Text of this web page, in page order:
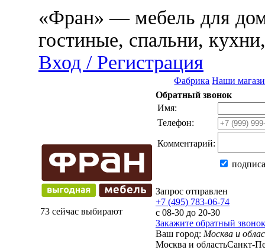
«Фран» — мебель для
гостиные, спальни,
Вход / Регистрация
Фабрика Наши
73 сейчас выбирают
Обратный звонок
Имя:
Телефон:
Комментарий:
Запрос отправлен
+7 (495) 783-06-74
с 08-30 до 20-30
Закажите обратный звонок
Ваш город: Москва и
Москва и областьСанкт-